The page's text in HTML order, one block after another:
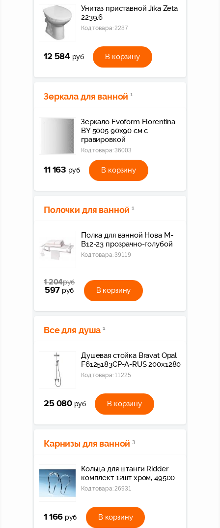
Унитаз приставной Jika Zeta
2239.6
Код товара:2287
12 584 руб В корзину
Зеркала для ванной 1
Зеркало Evoform Florentina
BY 5005 90x90 см с
гравировкой
Код товара:36003
11 163 руб В корзину
Полочки для ванной 1
Полка для ванной Нова M-
B12-23 прозрачно-голубой
Код товара:39119
1 204руб
597 руб В корзину
Все для душа 1
Душевая стойка Bravat Opal
F6125183CP-A-RUS 200х1280
Код товара: 11225
25 080 руб В корзину
Карнизы для ванной 3
Кольца для штанги Ridder
комплект 12шт хром, 49500
Код товара:26931
1 166 руб В корзину